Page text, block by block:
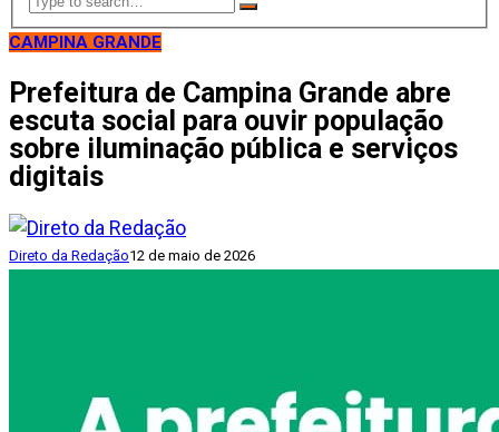
CAMPINA GRANDE
Prefeitura de Campina Grande abre
escuta social para ouvir população
sobre iluminação pública e serviços
digitais
Direto da Redação12 de maio de 2026